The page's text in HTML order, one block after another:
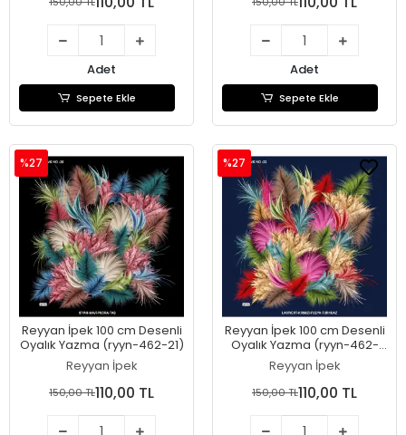
Adet
Sepete Ekle
Adet
Sepete Ekle
Reyyan İpek 100 cm Desenli
Oyalık Yazma (ryyn-462-21)
Reyyan İpek
%27
150,00 TL110,00 TL
Reyyan İpek 100 cm Desenli
Oyalık Yazma (ryyn-462-
20)
Reyyan İpek
%27
150,00 TL110,00 TL